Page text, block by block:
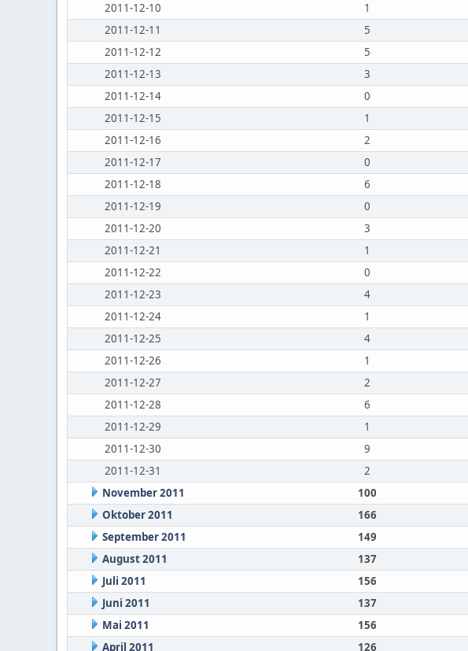
2011-12-10
1
2011-12-11
5
2011-12-12
5
2011-12-13
3
2011-12-14
0
2011-12-15
1
2011-12-16
2
2011-12-17
0
2011-12-18
6
2011-12-19
0
2011-12-20
3
2011-12-21
1
2011-12-22
0
2011-12-23
4
2011-12-24
1
2011-12-25
4
2011-12-26
1
2011-12-27
2
2011-12-28
6
2011-12-29
1
2011-12-30
9
2011-12-31
2
November 2011
100
Oktober 2011
166
September 2011
149
August 2011
137
Juli 2011
156
Juni 2011
137
Mai 2011
156
April 2011
126